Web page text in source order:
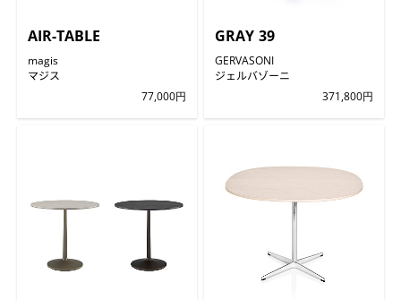
AIR-TABLE
magis
マジス
77,000円
GRAY 39
GERVASONI
ジェルバゾーニ
371,800円